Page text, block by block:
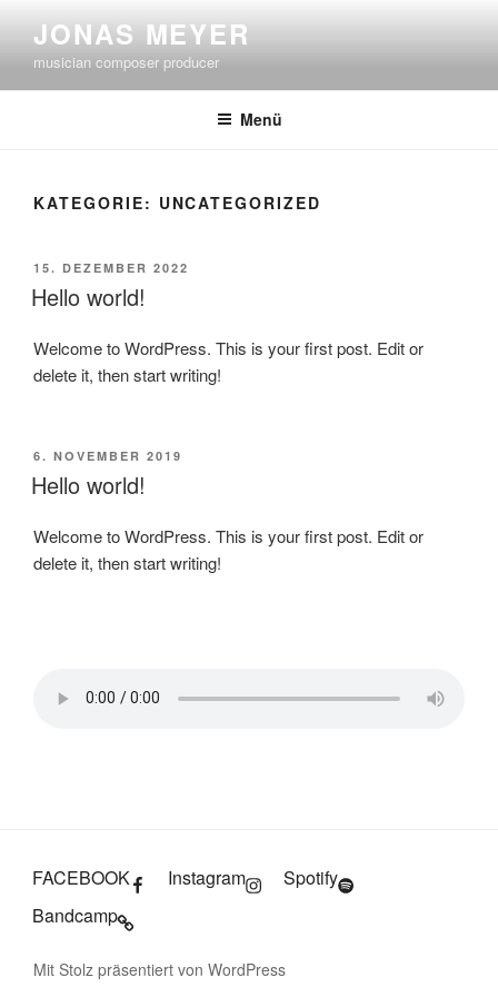
Inhalt
springen
JONAS MEYER
musician composer producer
Menü
KATEGORIE: UNCATEGORIZED
VERÖFFENTLICHT
AM
15. DEZEMBER 2022
Hello world!
Welcome to WordPress. This is your first post. Edit or
delete it, then start writing!
VERÖFFENTLICHT
AM
6. NOVEMBER 2019
Hello world!
Welcome to WordPress. This is your first post. Edit or
delete it, then start writing!
FACEBOOK Instagram
Spotify
Bandcamp
Mit Stolz präsentiert von WordPress